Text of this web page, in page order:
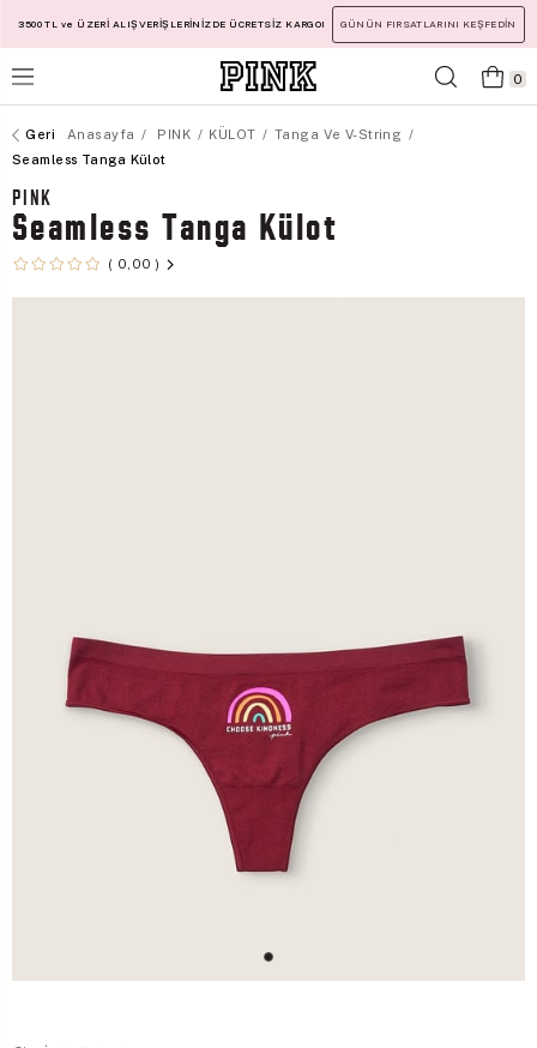
3500 TL ve ÜZERİ ALIŞVERİŞLERİNİZDE ÜCRETSİZ KARGO! GÜNÜN FIRSATLARINI KEŞFEDİN
0
Anasayfa PINK KÜLOT
Tanga Ve V-String
Seamless Tanga Külot
PINK
Seamless Tanga Külot
0,00